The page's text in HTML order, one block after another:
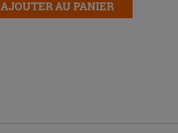
AJOUTER AU PANIER